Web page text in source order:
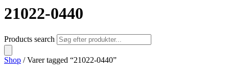
21022-0440
Products search
Shop / Varer tagged “21022-0440”